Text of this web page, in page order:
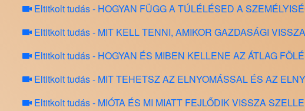
Eltitkolt tudás - HOGYAN FÜGG A TÚLÉLÉSED A
Eltitkolt tudás - MIT KELL TENNI, AMIKOR GAZDASÁGI
Eltitkolt tudás - HOGYAN ÉS MIBEN KELLENE AZ ÁTLAG
Eltitkolt tudás - MIT TEHETSZ AZ ELNYOMÁSSAL ÉS AZ
Eltitkolt tudás - MIÓTA ÉS MI MIATT FEJLŐDIK VISSZA